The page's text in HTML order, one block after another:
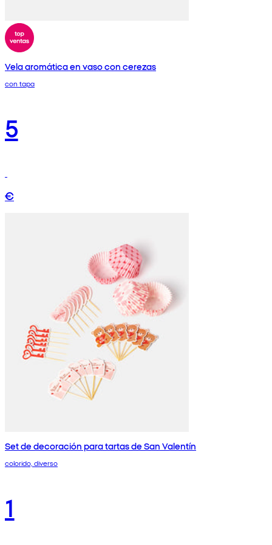
Vela aromática en vaso con cerezas
con tapa
5
€
Set de decoración para tartas de San Valentín
colorido, diverso
1